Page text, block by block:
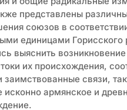
представлены
союзов в
единицами
выяснить
их происхождения,
заимствованные связи,
армянское и